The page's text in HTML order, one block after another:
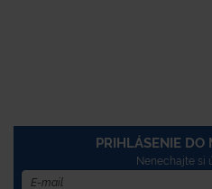
PRIHLÁSENIE DO
Nenechajte si